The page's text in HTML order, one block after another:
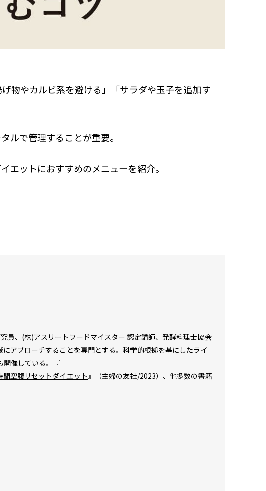
物やカルビ系を避ける」「サラダや玉子を追加す
ルで管理することが重要。
エットにおすすめのメニューを紹介。
、(株)アスリートフードマイスター 認定講師、発酵料理士協会
アプローチすることを専門とする。科学的根拠を基にしたライ
開催している。『
間空腹リセットダイエット』（主婦の友社/2023）、他多数の書籍